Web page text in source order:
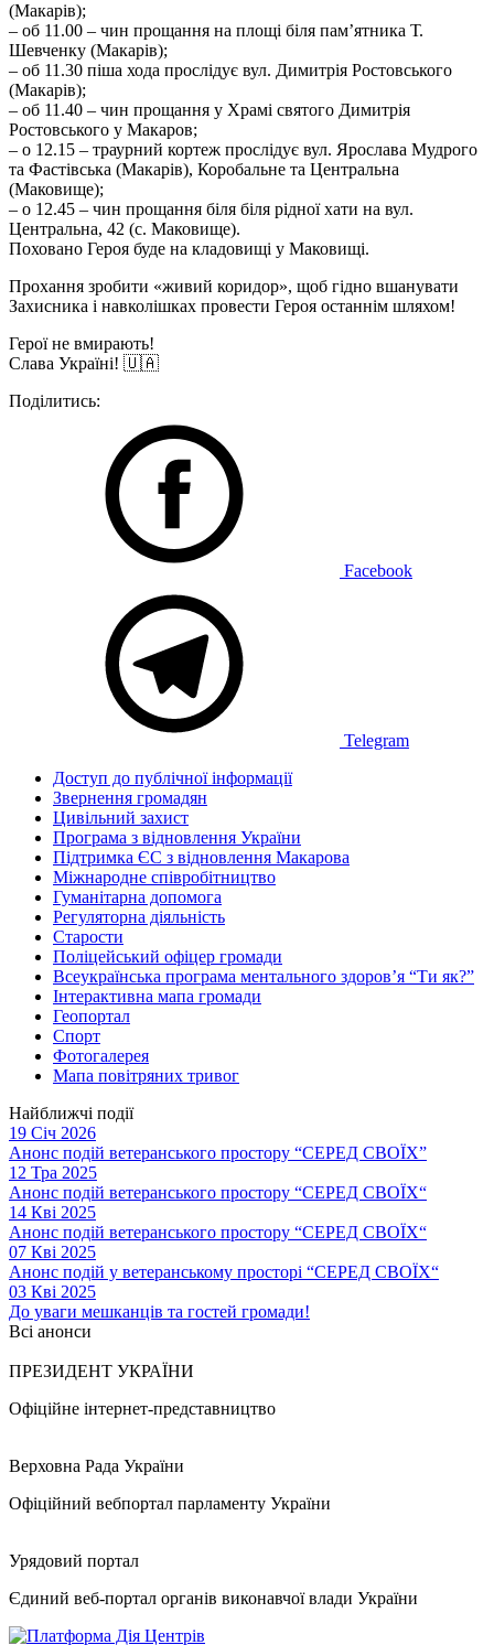
(Макарів);
– об 11.00 – чин прощання на площі біля пам’ятника Т.
Шевченку (Макарів);
– об 11.30 піша хода прослідує вул. Димитрія Ростовського
(Макарів);
– об 11.40 – чин прощання у Храмі святого Димитрія
Ростовського у Макаров;
– о 12.15 – траурний кортеж прослідує вул. Ярослава Мудрого
та Фастівська (Макарів), Коробальне та Центральна
(Маковище);
– о 12.45 – чин прощання біля біля рідної хати на вул.
Центральна, 42 (с. Маковище).
Поховано Героя буде на кладовищі у Маковищі.
Прохання зробити «живий коридор», щоб гідно вшанувати
Захисника і навколішках провести Героя останнім шляхом!
Герої не вмирають!
Слава Україні! 🇺🇦
Поділитись:
Facebook
Telegram
Доступ до публічної інформації
Звернення громадян
Цивільний захист
Програма з відновлення України
Підтримка ЄС з відновлення Макарова
Міжнародне співробітництво
Гуманітарна допомога
Регуляторна діяльність
Старости
Поліцейський офіцер громади
Всеукраїнська програма ментального здоров’я “Ти як?”
Інтерактивна мапа громади
Геопортал
Спорт
Фотогалерея
Мапа повітряних тривог
Найближчі події
19 Січ 2026
Анонс подій ветеранського простору “СЕРЕД СВОЇХ”
12 Тра 2025
Анонс подій ветеранського простору “СЕРЕД СВОЇХ“
14 Кві 2025
Анонс подій ветеранського простору “СЕРЕД СВОЇХ“
07 Кві 2025
Анонс подій у ветеранському просторі “СЕРЕД СВОЇХ“
03 Кві 2025
До уваги мешканців та гостей громади!
Всі анонси
ПРЕЗИДЕНТ УКРАЇНИ
Офіційне інтернет-представництво
Верховна Рада України
Офіційний вебпортал парламенту України
Урядовий портал
Єдиний веб-портал органів виконавчої влади України